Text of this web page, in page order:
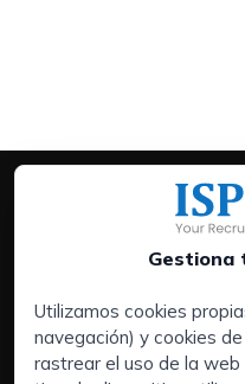
Gestiona
Utilizamos cookies
navegación) y cookies
rastrear el uso de la